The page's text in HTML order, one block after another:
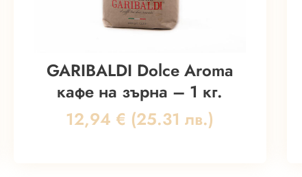
GARIBALDI Dolce Aroma
кафе на зърна – 1 кг.
12,94 € (25.31 лв.)